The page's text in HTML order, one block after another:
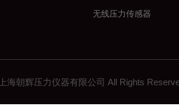
无线压力传感器
海朝辉压力仪器有限公司 All Rights